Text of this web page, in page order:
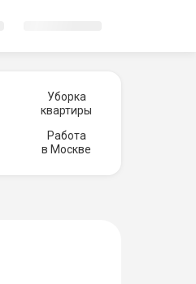
Уборка
квартиры
Работа
в Москве